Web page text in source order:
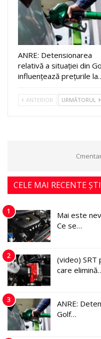
ANRE: Detensionarea
relativă a situației din
influențează prețurile
ANTERIOR URMĂTORUL
CELE MAI RECENTE
1
Mai este
Ce se…
2
(video) SRT
care
3
ANRE:
Golf…